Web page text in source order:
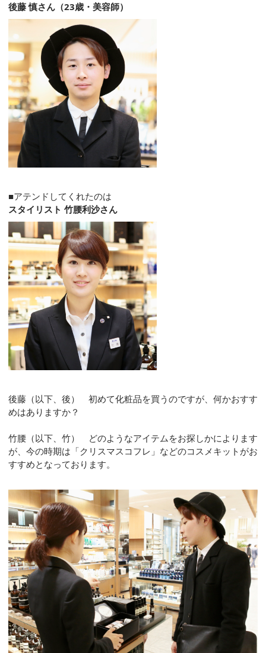
後藤 慎さん（23歳・美容師）
■アテンドしてくれたのは
スタイリスト 竹腰利沙さん
後藤（以下、後） 初めて化粧品を買うのですが、何かおすす
めはありますか？
竹腰（以下、竹） どのようなアイテムをお探しかによります
が、今の時期は「クリスマスコフレ」などのコスメキットがお
すすめとなっております。